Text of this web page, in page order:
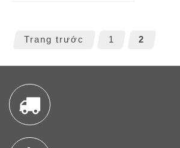
Trang trước 1 2